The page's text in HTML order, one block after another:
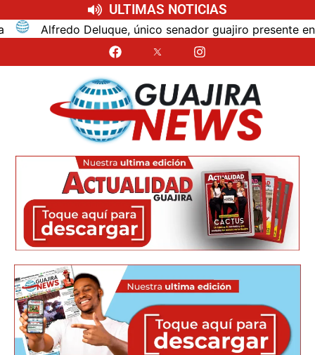
ULTIMAS NOTICIAS
Alfredo Deluque, único senador guajiro presente en la